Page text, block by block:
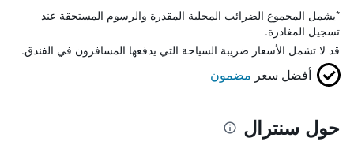
*يشمل المجموع الضرائب المحلية المقدرة والرسوم المستحقة عند
تسجيل المغادرة.
قد لا تشمل الأسعار ضريبة السياحة التي يدفعها المسافرون في الفندق.
أفضل سعر مضمون
حول سنترال